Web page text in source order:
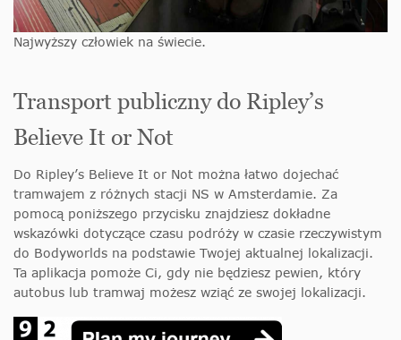
Najwyższy człowiek na świecie.
Transport publiczny do Ripley’s
Believe It or Not
Do Ripley’s Believe It or Not można łatwo dojechać
tramwajem z różnych stacji NS w Amsterdamie. Za
pomocą poniższego przycisku znajdziesz dokładne
wskazówki dotyczące czasu podróży w czasie rzeczywistym
do Bodyworlds na podstawie Twojej aktualnej lokalizacji.
Ta aplikacja pomoże Ci, gdy nie będziesz pewien, który
autobus lub tramwaj możesz wziąć ze swojej lokalizacji.